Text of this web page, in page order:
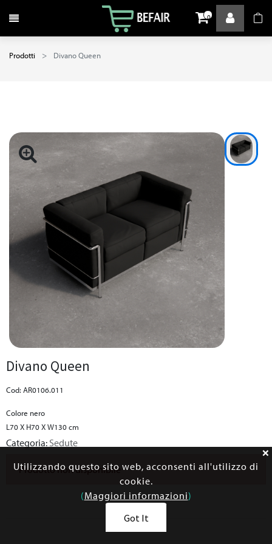
Attiva / disattiva la navigazione 0
Prodotti Divano Queen
Divano Queen
Cod: AR0106.011
Colore nero
L70 X H70 X W130 cm
Categoria: Sedute
Prodotto non disponibile
Utilizzando questo sito web, acconsenti all'utilizzo di
cookie.
(Maggiori informazioni)
Got It